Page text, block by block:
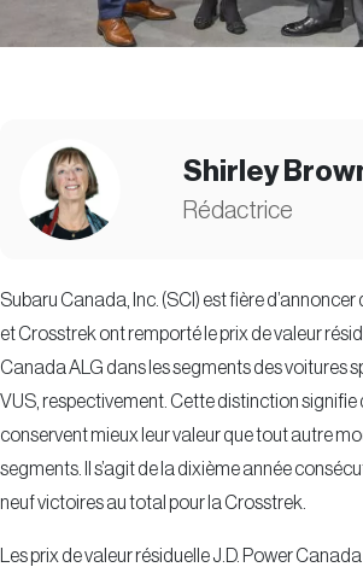
Shirley
Rédactrice
Subaru Canada, Inc. (SCI) est fière d’annoncer
et Crosstrek ont remporté le prix de valeur
Canada ALG dans les segments des voitures
VUS, respectivement. Cette distinction signifie
conservent mieux leur valeur que tout autre
segments. Il s’agit de la dixième année
neuf victoires au total pour la Crosstrek.
Les prix de valeur résiduelle J.D. Power